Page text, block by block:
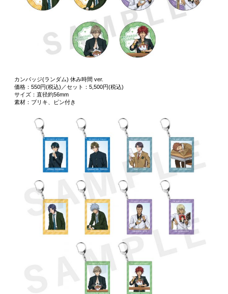
カンバッジ(ランダム) 休み時間 ver.
価格：550円(税込)／セット：5,500円(税込)
サイズ：直径約56mm
素材：ブリキ、ピン付き